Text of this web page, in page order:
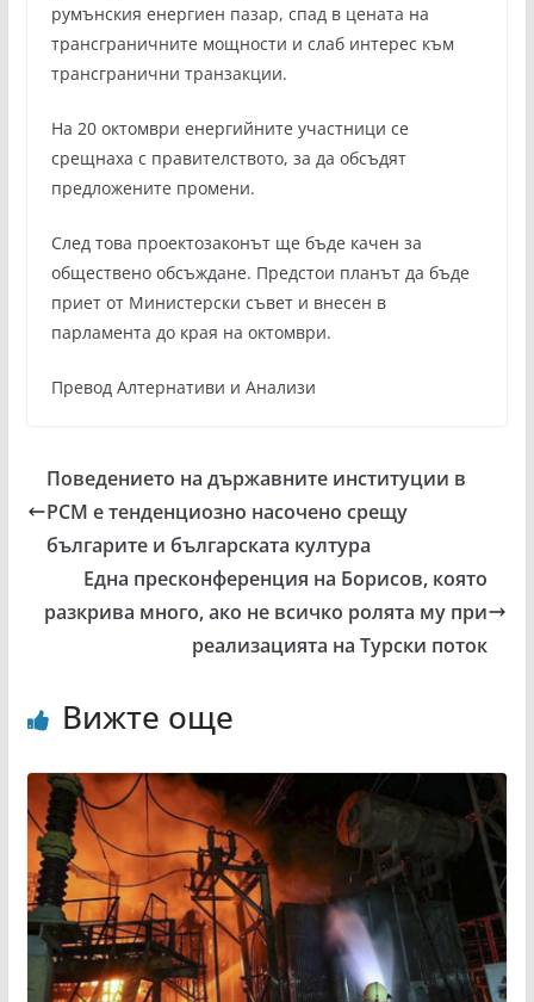
румънския енергиен пазар, спад в цената на
трансграничните мощности и слаб интерес към
трансгранични транзакции.
На 20 октомври енергийните участници се
срещнаха с правителството, за да обсъдят
предложените промени.
След това проектозаконът ще бъде качен за
обществено обсъждане. Предстои планът да бъде
приет от Министерски съвет и внесен в
парламента до края на октомври.
Превод Алтернативи и Анализи
Поведението на държавните институции в
РСМ е тенденциозно насочено срещу
българите и българската култура
Една пресконференция на Борисов, която
разкрива много, ако не всичко ролята му при
реализацията на Турски поток
Вижте още